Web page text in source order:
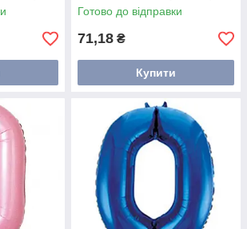
Готово до відправки
71,18 ₴
Купити